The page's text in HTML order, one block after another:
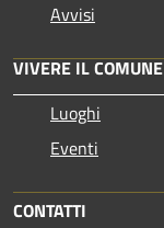
Avvisi
VIVERE IL COMUNE
Luoghi
Eventi
CONTATTI